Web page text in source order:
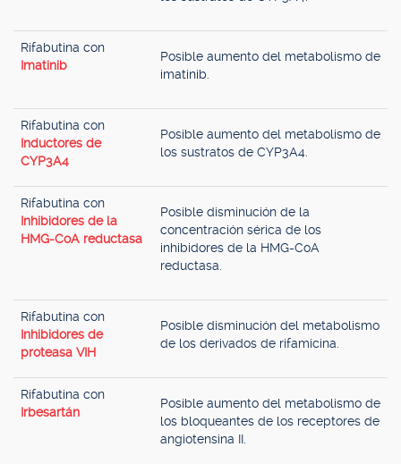
Rifabutina con
Imatinib
Posible aumento del metabolismo de
imatinib.
Rifabutina con
Inductores de
CYP3A4
Posible aumento del metabolismo de
los sustratos de CYP3A4.
Rifabutina con
Inhibidores de la
HMG-CoA reductasa
Posible disminución de la
concentración sérica de los
inhibidores de la HMG-CoA
reductasa.
Rifabutina con
Inhibidores de
proteasa VIH
Posible disminución del metabolismo
de los derivados de rifamicina.
Rifabutina con
Irbesartán
Posible aumento del metabolismo de
los bloqueantes de los receptores de
angiotensina II.